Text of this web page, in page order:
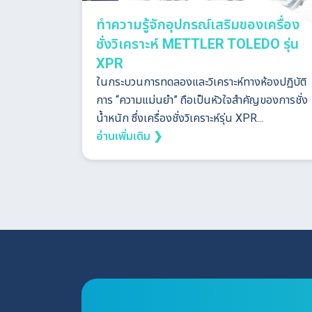
ทำความรู้จักอุปกรณ์เสริมของเครื่อง
ชั่งวิเคราะห์ METTLER TOLEDO รุ่น
XPR
ในกระบวนการทดลองและวิเคราะห์ทางห้องปฏิบัติ
การ “ความแม่นยำ” ถือเป็นหัวใจสำคัญของการชั่ง
น้ำหนัก ซึ่งเครื่องชั่งวิเคราะห์รุ่น XPR...
อ่านเพิ่มเติม ❯